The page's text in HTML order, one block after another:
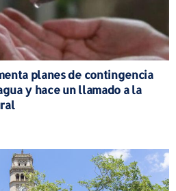
planes de contingencia
y hace un llamado a la